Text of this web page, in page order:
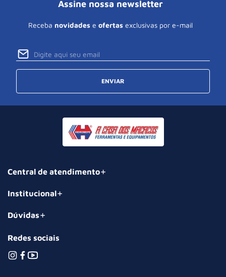
Assine nossa newsletter
Receba novidades e ofertas exclusivas por e-mail
ENVIAR
Central de atendimento
Institucional
Dúvidas
Redes sociais